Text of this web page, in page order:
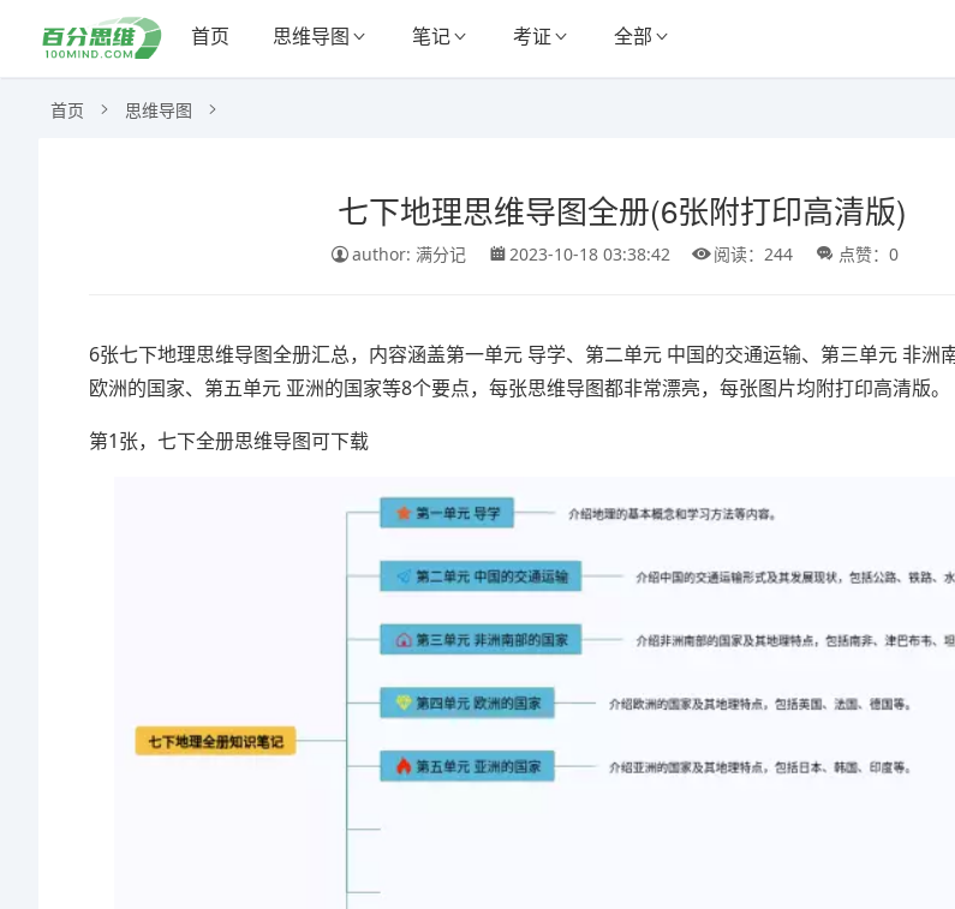
首页 思维导图 笔记 考证 全部
首页 思维导图
七下地理思维导图全册(6张附打印高清版)
author: 满分记 2023-10-18 03:38:42 阅读：244 点赞：0
6张七下地理思维导图全册汇总，内容涵盖第一单元 导学、第二单元 中国的交通运输、第三单元 非洲
欧洲的国家、第五单元 亚洲的国家等8个要点，每张思维导图都非常漂亮，每张图片均附打印高清版。
第1张，七下全册思维导图可下载